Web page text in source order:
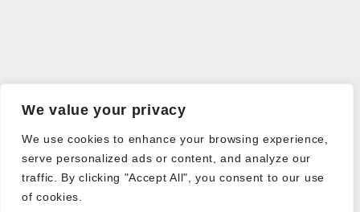
We value your privacy
We use cookies to enhance your browsing experience,
serve personalized ads or content, and analyze our
traffic. By clicking "Accept All", you consent to our use
of cookies.